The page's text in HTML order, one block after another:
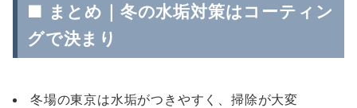
■ まとめ｜冬の水垢対策はコーティン
グで決まり
冬場の東京は水垢がつきやすく、掃除が大変